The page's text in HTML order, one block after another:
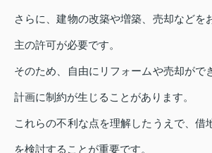
さらに、建物の改築や増築、売却などを
主の許可が必要です。
そのため、自由にリフォームや売却がで
計画に制約が生じることがあります。
これらの不利な点を理解したうえで、借
を検討することが重要です。